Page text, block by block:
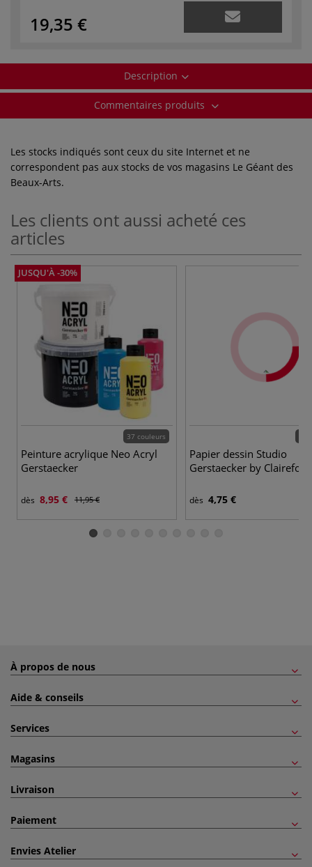
19,35 €
Description
Commentaires produits
Les stocks indiqués sont ceux du site Internet et ne
correspondent pas aux stocks de vos magasins Le Géant des
Beaux-Arts.
Les clients ont aussi acheté ces
articles
JUSQU'À -30%
37 couleurs
Peinture acrylique Neo Acryl
Gerstaecker
dès 8,95 € 11,95 €
Papier dessin Studio
Gerstaecker by
dès 4,75 €
À propos de nous
Aide & conseils
Services
Magasins
Livraison
Paiement
Envies Atelier